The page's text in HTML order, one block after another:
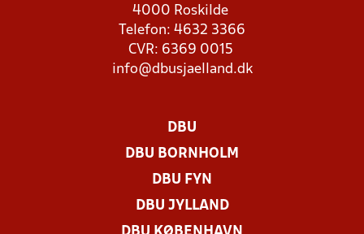
4000 Roskilde
Telefon: 4632 3366
CVR: 6369 0015
info@dbusjaelland.dk
DBU
DBU BORNHOLM
DBU FYN
DBU JYLLAND